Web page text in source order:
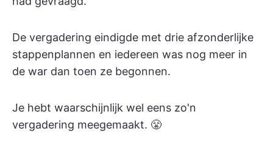
De vergadering eindigde met drie afzonderlijke
stappenplannen en iedereen was nog meer in
de war dan toen ze begonnen.
Je hebt waarschijnlijk wel eens zo'n
vergadering meegemaakt. 😤